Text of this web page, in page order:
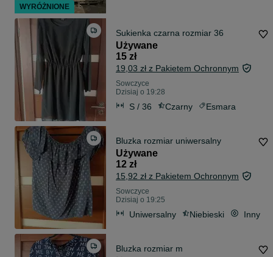
Sukienka czarna rozmiar 36
Używane
15 zł
19,03 zł z Pakietem Ochronnym
Sowczyce
Dzisiaj o 19:28
S / 36 Czarny Esmara
Bluzka rozmiar uniwersalny
Używane
12 zł
15,92 zł z Pakietem Ochronnym
Sowczyce
Dzisiaj o 19:25
Uniwersalny Niebieski Inny
Bluzka rozmiar m
WYRÓŻNIONE